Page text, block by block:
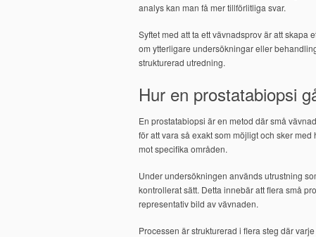
analys kan man få mer tillförlitliga svar.
Syftet med att ta ett vävnadsprov är att skapa
om ytterligare undersökningar eller
strukturerad utredning.
Hur en prostatabiopsi
En prostatabiopsi är en metod där små
för att vara så exakt som möjligt och sker
mot specifika områden.
Under undersökningen används utrustning
kontrollerat sätt. Detta innebär att flera små
representativ bild av vävnaden.
Processen är strukturerad i flera steg där